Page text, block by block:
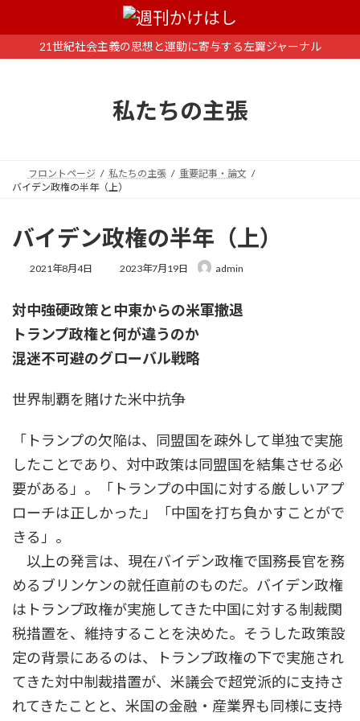
ン
ー
21世紀社会主義の思想と運動に寄与する左翼ジャーナル
私たちの主張
フロントページ 私たちの主張
重要記事・論文
バイデン政権の半年（上）
バイデン政権の半年（上）
2021年8月4日
最
新
時
:
2023年7月19日 admin
対中強硬政策と中東からの米軍撤退
トランプ政権と何が違うのか
混迷不可避のグローバル戦略
世界制覇を賭けた米中抗争
「トランプの欠陥は、同盟国を疎外して単独で実施
したことであり、対中政策は同盟国を結集させる必
要がある」。「トランプの中国に対する厳しいアプ
ローチは正しかった」「中国を打ち負かすことがで
きる」。
以上の発言は、現在バイデン政権で国務長官を務
めるブリンケンの就任直前のものだ。バイデン政権
はトランプ政権が実施してきた中国に対する制裁関
税措置を、維持することを決めた。そうした政策設
定の背景にあるのは、トランプ政権の下で実施され
てきた対中制裁措置が、米議会で超党派的に支持さ
れてきたことと、米国の金融・産業界も同様に支持